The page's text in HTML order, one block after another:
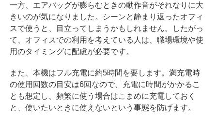
一方、エアバッグが膨らむときの動作音がそれなりに大
きいのが気になりました。シーンと静まり返ったオフィ
スで使うと、目立ってしまうかもしれません。したがっ
て、オフィスでの利用を考えている人は、職場環境や使
用のタイミングに配慮が必要です。
また、本機はフル充電に約5時間を要します。満充電時
の使用回数の目安は6回なので、充電に時間がかかるこ
とも想定し、頻繁に使う場合はこまめに充電しておく
と、使いたいときに使えないという事態を防げます。